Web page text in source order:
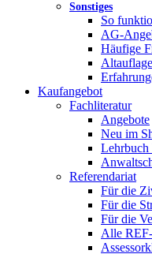
Sonstiges
So
AG-
Häufige
Kaufangebot
Fachliteratur
Angebote
Neu im
Lehrbuch
Referendariat
Für die
Für die
Für die
Alle